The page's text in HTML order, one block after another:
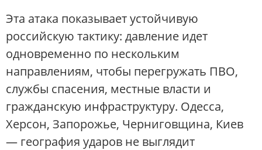
Эта атака показывает устойчивую
российскую тактику: давление идет
одновременно по нескольким
направлениям, чтобы перегружать ПВО,
службы спасения, местные власти и
гражданскую инфраструктуру. Одесса,
Херсон, Запорожье, Черниговщина, Киев
— география ударов не выглядит